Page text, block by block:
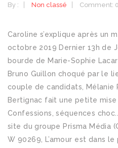
By : Non classé Comment: 0
Caroline s’explique après un
octobre 2019 Dernier 13h de
bourde de Marie-Sophie
Bruno Guillon choqué par le
couple de candidats, Mélanie
Bertignac fait une petite mise
Confessions, séquences
site du groupe Prisma Média
W 90269, L’amour est dans